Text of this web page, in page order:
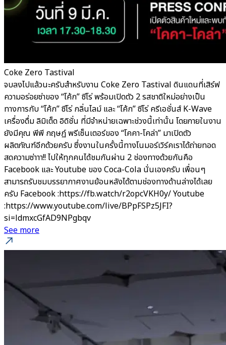
Coke Zero Tastival
จบลงไปแล้วนะครับสำหรับงาน Coke Zero Tastival ดินแดนที่เสิร์ฟ
ความอร่อยซ่าของ “โค้ก” ซีโร่ พร้อมเปิดตัว 2 รสชาติใหม่อย่างเป็น
ทางการกับ “โค้ก” ซีโร่ กลิ่นไลม์ และ “โค้ก” ซีโร่ ครีเอชั่นส์ K-Wave
เครื่องดื่ม ลิมิเต็ด อิดิชั่น ที่มีจำหน่ายเฉพาะช่วงนี้เท่านั้น โดยภายในงาน
ยังมีคุณ พีพี กฤษฏ์ พรีเซ็นเตอร์ของ “โคคา-โคล่า” มาเปิดตัว
ผลิตภัณฑ์อีกด้วยครับ ซึ่งงานในครั้งนี้ทางโนมอร์เวิร์คเราได้ถ่ายทอด
สดความซ่าาา!! ไปให้ทุกคนได้ชมกันผ่าน 2 ช่องทางด้วยกันคือ
Facebook และ Youtube ของ Coca-Cola นั่นเองครับ เพื่อนๆ
สามารถรับชมบรรยากาศงานย้อนหลังได้ตามช่องทางด้านล่างได้เลย
ครับ Facebook :https://fb.watch/r2opcVKH0y/ Youtube
:https://www.youtube.com/live/BPpFSPz5JFI?
si=ldmxcGfAD9NPgbqv
See more